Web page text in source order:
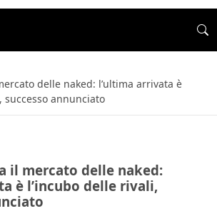
delle naked: l’ultima arrivata è
successo annunciato
il mercato delle naked:
è l’incubo delle rivali,